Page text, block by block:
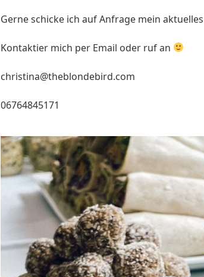
Gerne schicke ich auf Anfrage mein
Kontaktier mich per Email oder ruf an
christina@theblondebird.com
06764845171